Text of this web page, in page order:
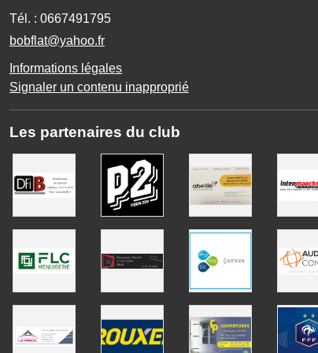
Complexe sportif du Scaouët
Tél. :0667491795
bobflat@yahoo.fr
Signaler un contenu inapproprié
Les partenaires du club